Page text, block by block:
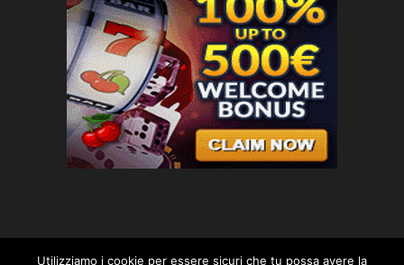
Utilizziamo i cookie per essere sicuri che tu possa avere la